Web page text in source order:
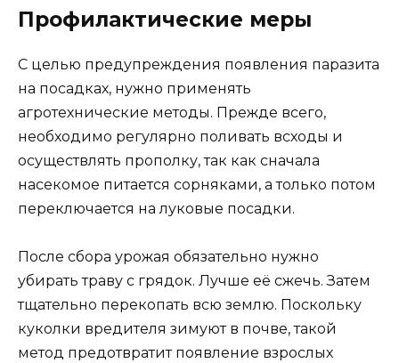
Профилактические меры
С целью предупреждения появления паразита
на посадках, нужно применять
агротехнические методы. Прежде всего,
необходимо регулярно поливать всходы и
осуществлять прополку, так как сначала
насекомое питается сорняками, а только потом
переключается на луковые посадки.
После сбора урожая обязательно нужно
убирать траву с грядок. Лучше её сжечь. Затем
тщательно перекопать всю землю. Поскольку
куколки вредителя зимуют в почве, такой
метод предотвратит появление взрослых